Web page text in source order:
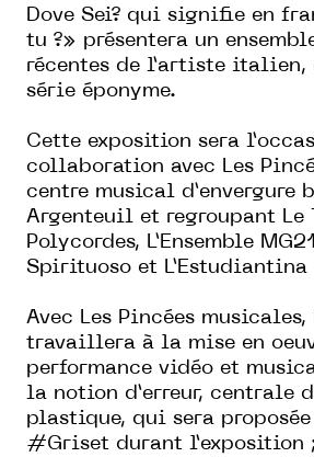
Dove Sei? qui signifie en
tu ?» présentera un
récentes de l’artiste italien,
série éponyme.
Cette exposition sera
collaboration avec Les
centre musical d’envergure
Argenteuil et regroupant Le
Polycordes, L’Ensemble
Spirituoso et L’Estudiantina
Avec Les Pincées
travaillera à la mise en
performance vidéo et
la notion d’erreur, centrale
plastique, qui sera proposée
#Griset durant l’exposition